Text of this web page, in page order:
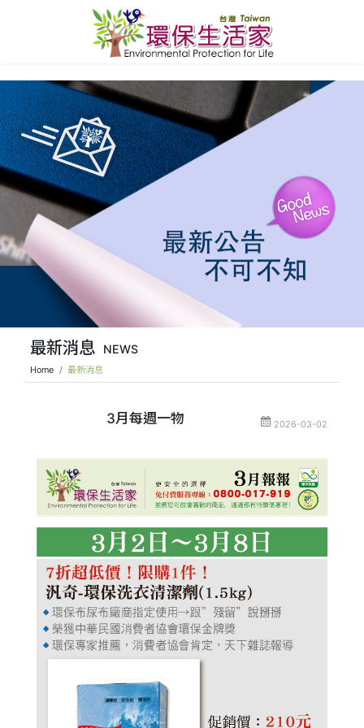
最新消息 NEWS
Home 最新消息
3月每週一物 2026-03-02